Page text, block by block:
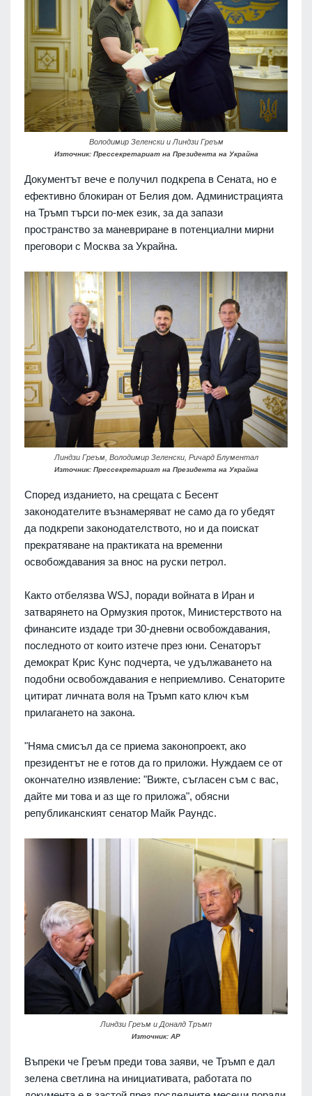
Володимир Зеленски и Линдзи Греъм
Източник: Прессекретариат на Президента на Украйна
Документът вече е получил подкрепа в Сената, но е
ефективно блокиран от Белия дом. Администрацията
на Тръмп търси по-мек език, за да запази
пространство за маневриране в потенциални мирни
преговори с Москва за Украйна.
Линдзи Греъм, Володимир Зеленски, Ричард Блументал
Източник: Прессекретариат на Президента на Украйна
Според изданието, на срещата с Бесент
законодателите възнамеряват не само да го убедят
да подкрепи законодателството, но и да поискат
прекратяване на практиката на временни
освобождавания за внос на руски петрол.
Както отбелязва WSJ, поради войната в Иран и
затварянето на Ормузкия проток, Министерството на
финансите издаде три 30-дневни освобождавания,
последното от които изтече през юни. Сенаторът
демократ Крис Кунс подчерта, че удължаването на
подобни освобождавания е неприемливо. Сенаторите
цитират личната воля на Тръмп като ключ към
прилагането на закона.
"Няма смисъл да се приема законопроект, ако
президентът не е готов да го приложи. Нуждаем се от
окончателно изявление: "Вижте, съгласен съм с вас,
дайте ми това и аз ще го приложа", обясни
републиканският сенатор Майк Раундс.
Линдзи Греъм и Доналд Тръмп
Източник: AP
Въпреки че Греъм преди това заяви, че Тръмп е дал
зелена светлина на инициативата, работата по